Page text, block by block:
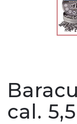
cal. 5,5